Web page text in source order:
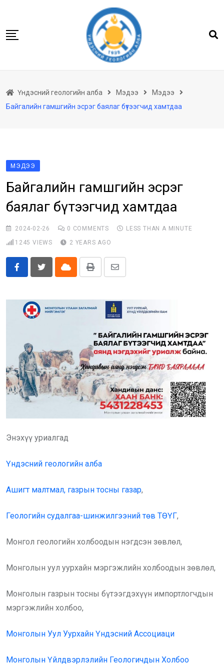
content
Бидний тухай
Хууль тогтоомж
Үйлчилгээ
Ил тод байдал
Үндэсний геологийн алба Мэдээ
Мэдээ
Байгалийн гамшгийн эсрэг баялаг бүтээгчид хамтдаа
МЭДЭЭ
Байгалийн гамшгийн эсрэг
баялаг бүтээгчид хамтдаа
2024-02-26 0 COMMENTS
LESS THAN A MINUTE
1245 VIEWS 2 YEARS AGO
Cloud Print
Share
Email
Энэхүү уриалгад
Үндэсний геологийн алба
Ашигт малтмал, газрын тосны газар,
Геологийн судалгаа-шинжилгээний төв ТӨҮГ,
Монгол геологийн холбоодын нэгдсэн зөвлөл,
Монголын уул уурхайн мэргэжлийн холбоодын зөвлөл,
Монголын газрын тосны бүтээгдэхүүн импортлогчдын
мэргэжлийн холбоо,
Монголын Уул Уурхайн Үндэсний Ассоциаци
Монголын Үйлдвэрлэлийн Геологичдын Холбоо